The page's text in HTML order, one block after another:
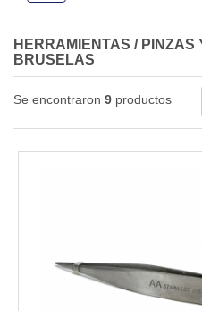
HERRAMIENTAS / PINZAS
BRUSELAS
Se encontraron 9 productos